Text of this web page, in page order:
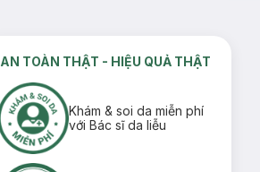
AN TOÀN THẬT - HIỆU QUẢ THẬT
Khám & soi da miễn phí
với Bác sĩ da liễu